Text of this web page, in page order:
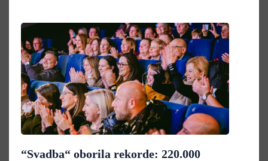
“Svadba“ oborila rekorde: 220.000